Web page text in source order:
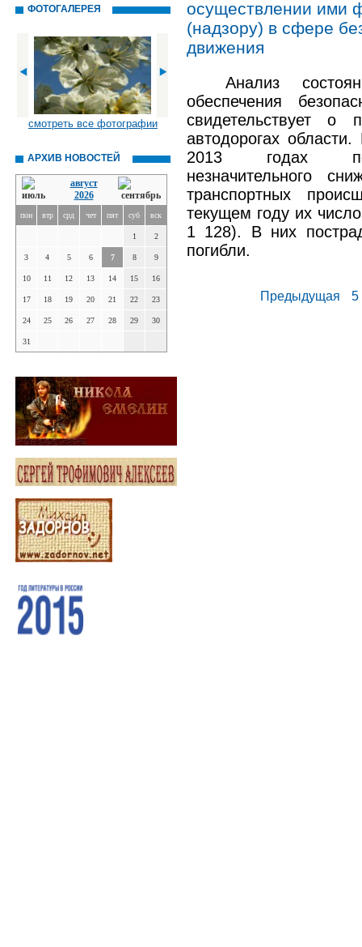
ФОТОГАЛЕРЕЯ
смотреть все фотографии
АРХИВ НОВОСТЕЙ
август
2026
пон втр срд чет пят суб вск
1 2
3 4 5 6 7 8 9
10 11 12 13 14 15 16
17 18 19 20 21 22 23
24 25 26 27 28 29 30
31
осуществлении ими
(надзору) в сфере
движения
Анализ
обеспечения
свидетельствует о
автодорогах
2013 годах
незначительного
транспортных
текущем году их
1 128). В них
погибли.
Предыдущая 5